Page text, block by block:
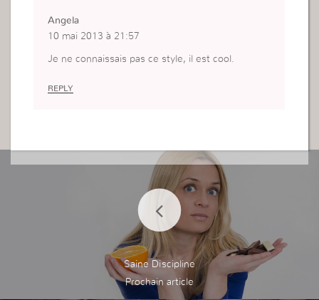
Angela
10 mai 2013 à 21:57
Je ne connaissais pas ce style, il est cool.
REPLY
Saine Discipline